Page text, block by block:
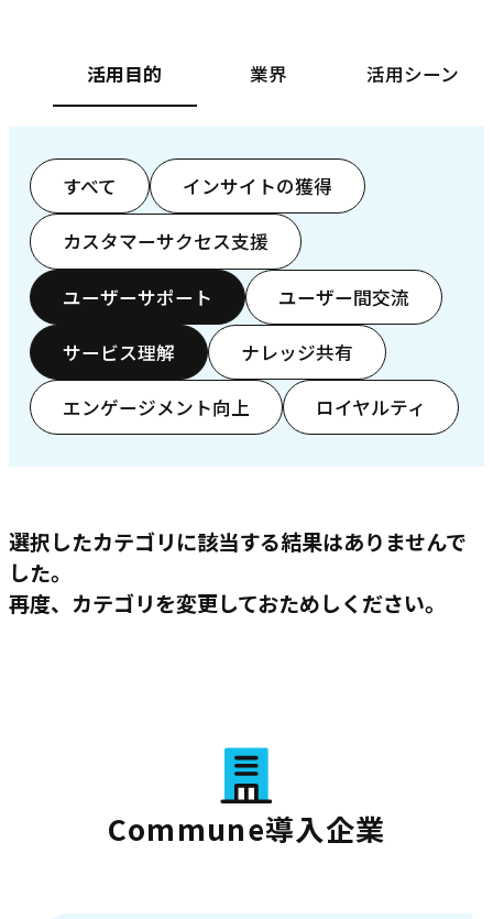
活用目的 業界 活用シーン
すべて インサイトの獲得
カスタマーサクセス支援
ユーザーサポート ユーザー間交流
サービス理解 ナレッジ共有
エンゲージメント向上 ロイヤルティ
選択したカテゴリに該当する結果はありませんで
した。
再度、カテゴリを変更しておためしください。
Commune導入企業